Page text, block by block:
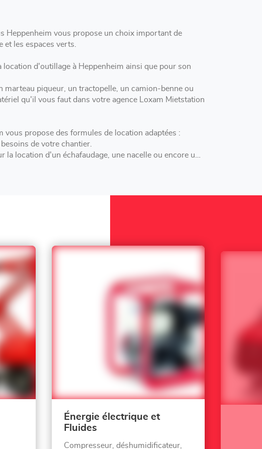
Heppenheim vous propose un choix important de
les espaces verts.
ainsi que pour son
marteau piqueur, un tractopelle, un camion-benne ou
qu'il vous faut dans votre agence Loxam Mietstation
vous propose des formules de location adaptées :
de votre chantier.
location d'un échafaudage, une nacelle ou encore une
Énergie électrique et
Fluides
Compresseur, déshumidificateur,